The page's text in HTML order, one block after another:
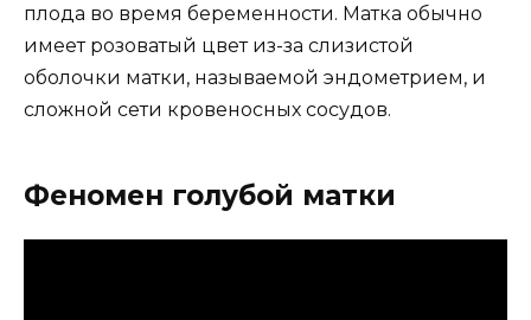
плода во время беременности. Матка обычно
имеет розоватый цвет из-за слизистой
оболочки матки, называемой эндометрием, и
сложной сети кровеносных сосудов.
Феномен голубой матки